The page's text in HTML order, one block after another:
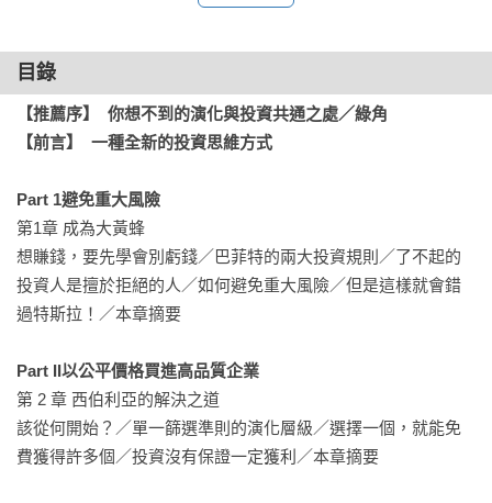
．以合理價格買進優質企業。
．不要只是懶惰，而是要非常懶惰。
投資產業現正面臨巨大危機，絕大多數基金管理人沒辦法長期
投資人們該往何處尋找新的投資方法？作者以具有說服力的方
式，向讀者證明為何應排除絕大多數的投資機、長期持有優質
企業的投資商品。
結合了簡潔有力的行文與實用的見解，《跟達爾文學投資》向
讀者們揭示了演化生物學能如何幫助基金管理人，更充份地掌
★國際投資專家專業推薦──
在他極富原創性和洞察力的書中，普拉薩德為演化生物學的科
學知識與投資藝術之間建立了引人入勝的關聯。他從紅鹿和銀
目錄
【推薦序】  你想不到的演化與投資共通之處／綠角
【前言】  一種全新的投資思維方式
Part 1避免重大風險
第1章 成為大黃蜂
想賺錢，要先學會別虧錢／巴菲特的兩大投資規則／了不起的
投資人是擅於拒絕的人／如何避免重大風險／但是這樣就會錯
過特斯拉！／本章摘要
Part II以公平價格買進高品質企業
第 2 章 西伯利亞的解決之道
該從何開始？／單一篩選準則的演化層級／選擇一個，就能免
費獲得許多個／投資沒有保證一定獲利／本章摘要